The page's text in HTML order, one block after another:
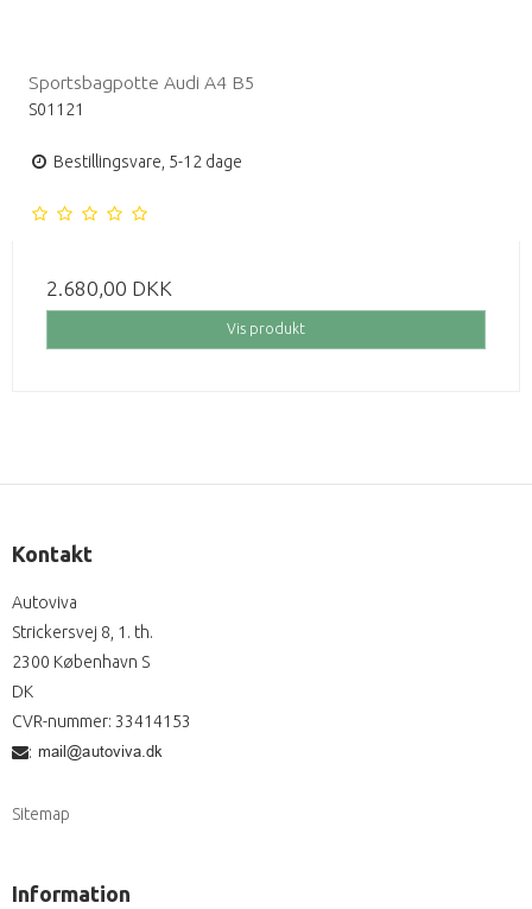
Sportsbagpotte Audi A4 B5
S01121
Bestillingsvare, 5-12 dage
2.680,00 DKK
Vis produkt
Kontakt
Autoviva
Strickersvej 8, 1. th.
2300 København S
DK
CVR-nummer: 33414153
:
Sitemap
Information